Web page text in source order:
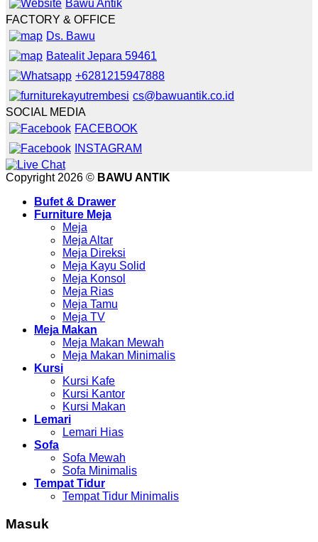
Bawu Antik
FACTORY & OFFICE
Ds. Bawu
Batealit Jepara 59461
+6281215947888
cs@bawuantik.co.id
SOCIAL MEDIA
FACEBOOK
INSTAGRAM
Copyright 2026 © BAWU ANTIK
Bufet & Drawer
Furniture Meja
Meja
Meja Altar
Meja Direksi
Meja Kayu Solid
Meja Konsol
Meja Rias
Meja Tamu
Meja TV
Meja Makan
Meja Makan Mewah
Meja Makan Minimalis
Kursi
Kursi Kafe
Kursi Kantor
Kursi Makan
Lemari
Lemari Hias
Sofa
Sofa Mewah
Sofa Minimalis
Tempat Tidur
Tempat Tidur Minimalis
Masuk